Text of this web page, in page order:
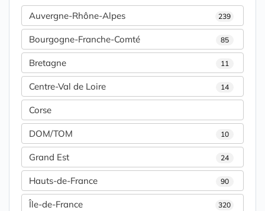
Auvergne-Rhône-Alpes 239
Bourgogne-Franche-Comté 85
Bretagne 11
Centre-Val de Loire 14
Corse
DOM/TOM 10
Grand Est 24
Hauts-de-France 90
Île-de-France 320